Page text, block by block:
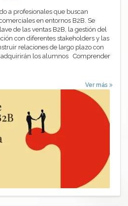
a profesionales que buscan
en entornos B2B. Se
de las ventas B2B, la gestión del
con diferentes stakeholders y las
relaciones de largo plazo con
adquirirán los alumnos Comprender
Ver más